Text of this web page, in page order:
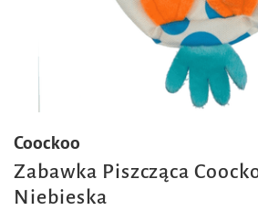
Coockoo
Zabawka Piszcząca
Niebieska